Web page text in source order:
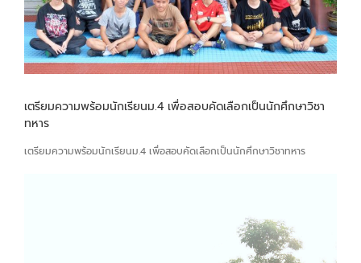
เตรียมความพร้อมนักเรียนม.4 เพื่อสอบคัดเลือกเป็นนักศึกษาวิชา
ทหาร
เตรียมความพร้อมนักเรียนม.4 เพื่อสอบคัดเลือกเป็นนักศึกษาวิชาทหาร